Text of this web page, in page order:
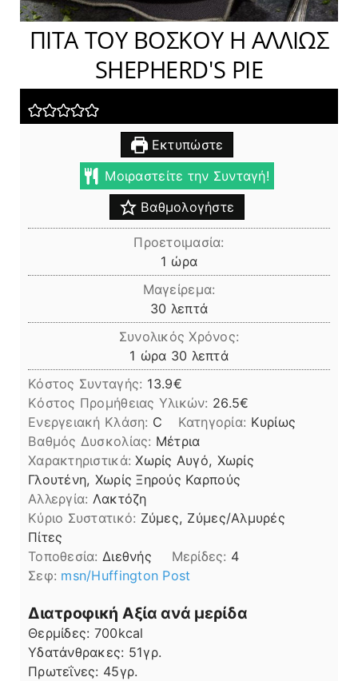
ΠΙΤΑ ΤΟΥ ΒΟΣΚΟΥ Η ΑΛΛΙΩΣ
SHEPHERD'S PIE
Εκτυπώστε
Μοιραστείτε την Συνταγή!
Βαθμολογήστε
Προετοιμασία:
1 ώρα
ώρα
Μαγείρεμα:
30 λεπτά
λεπτά
Συνολικός Χρόνος:
1 ώρα
ώρα 30 λεπτά
λεπτά
Κόστος Συνταγής: 13.9€
Kόστος Προμήθειας Υλικών: 26.5
Ενεργειακή Κλάση: C Κατηγορία: Κυρίως
Βαθμός Δυσκολίας: Μέτρια
Χαρακτηριστικά:Χωρίς Αυγό, Χωρίς
Γλουτένη, Χωρίς Ξηρούς Καρπούς
Αλλεργία: Λακτόζη
Kύριο Συστατικό: Ζύμες, Ζύμες/Αλμυρές
Πίτες
Τοποθεσία: Διεθνής Μερίδες: 4
Σεφ: msn/Huffington Post
Διατροφική Αξία ανά μερίδα
Θερμίδες: 700kcal
Υδατάνθρακες: 51γρ.
Πρωτεΐνες: 45γρ.